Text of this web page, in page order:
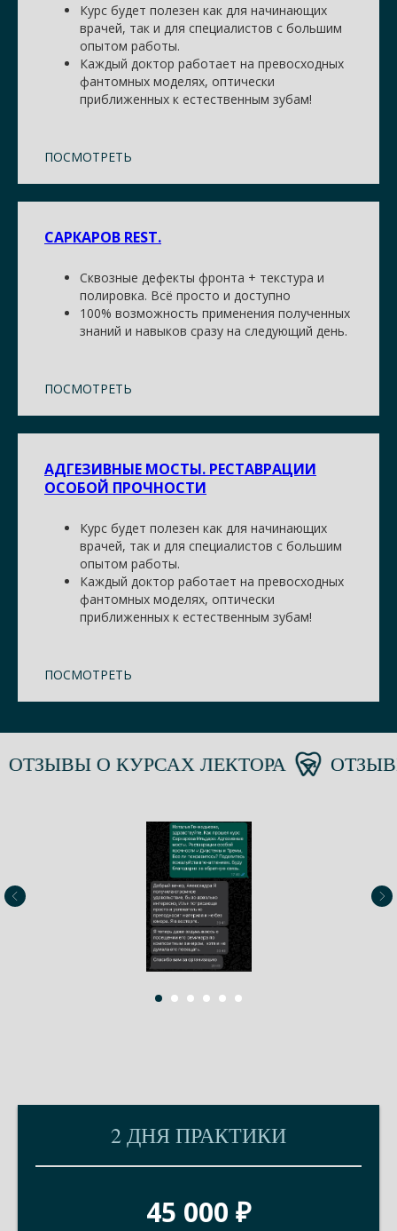
Курс будет полезен как для начинающих
врачей, так и для специалистов с большим
опытом работы.
Каждый доктор работает на превосходных
фантомных моделях, оптически
приближенных к естественным зубам!
ПОСМОТРЕТЬ
САРКАРОВ REST.
Сквозные дефекты фронта + текстура и
полировка. Всё просто и доступно
100% возможность применения полученных
знаний и навыков сразу на следующий день.
ПОСМОТРЕТЬ
АДГЕЗИВНЫЕ МОСТЫ. РЕСТАВРАЦИИ
ОСОБОЙ ПРОЧНОСТИ
Курс будет полезен как для начинающих
врачей, так и для специалистов с большим
опытом работы.
Каждый доктор работает на превосходных
фантомных моделях, оптически
приближенных к естественным зубам!
ПОСМОТРЕТЬ
О КУРСАХ ЛЕКТОРА ОТЗЫВЫ
2 ДНЯ ПРАКТИКИ
45 000 ₽